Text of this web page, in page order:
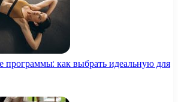
программы: как выбрать идеальную для